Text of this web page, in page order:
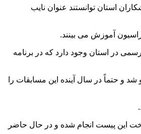
استان توانستند عنوان نایب
های اسکیت استان می توان به برگزاری دوره های مربیگری و داوری درجه ۲ و ۳ اشاره کرد که در حال حاضر نزدیک به ۶۴ مربی و ۵۶ داور رسمی در استان وجود دارد که در برنامه
و حتماً در سال آینده این مسابقات را
مدیر کل محترم استان کرمانشاه، اولین پیست استاندارد ایران را کلنگ زنی کردیم و ۵۰ درصد کار ساخت این پیست انجام شده و در حال حاضر